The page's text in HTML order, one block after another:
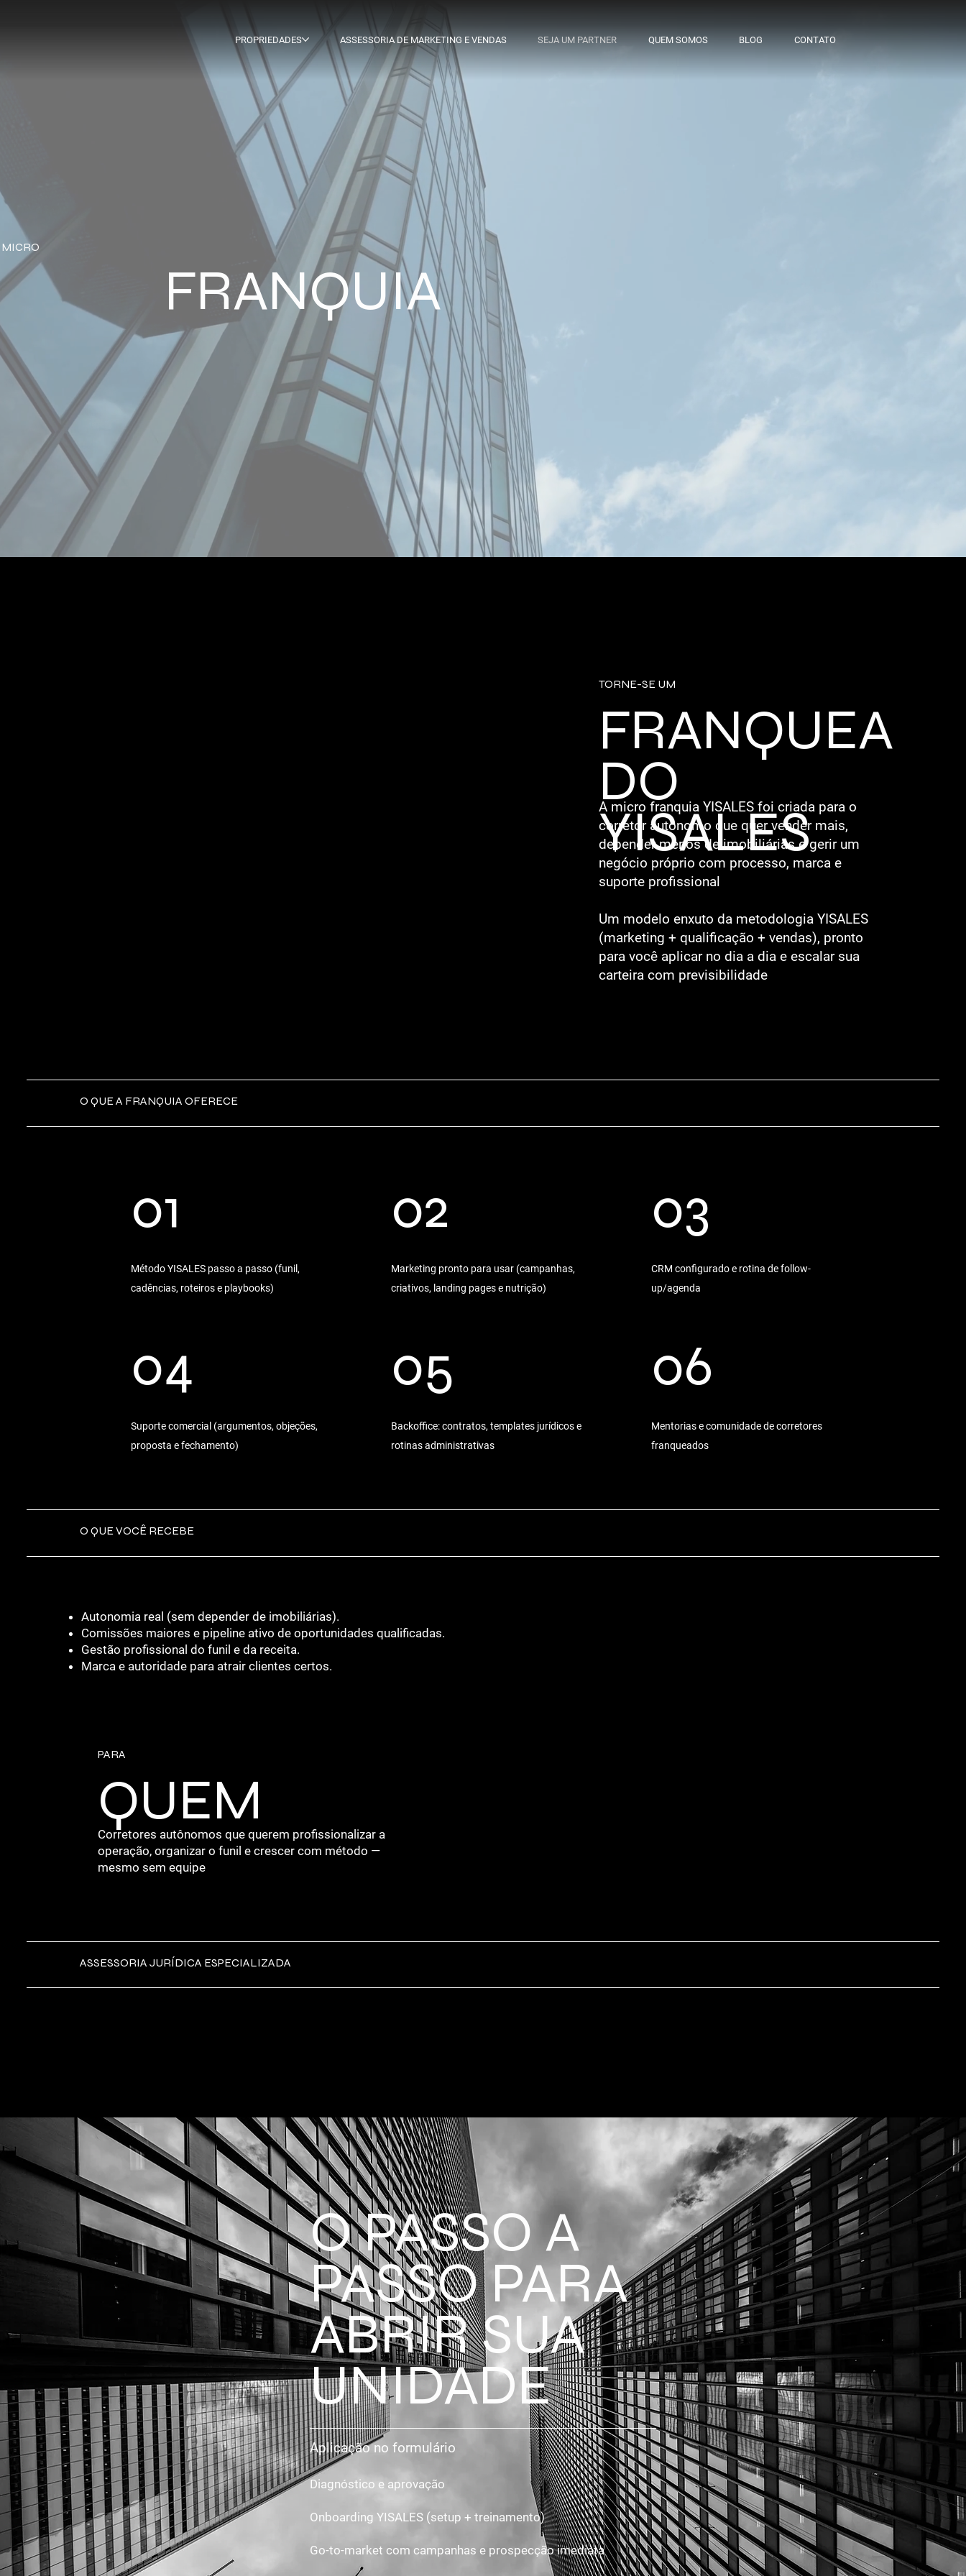
PROPRIEDADES ASSESSORIA DE MARKETING E VENDAS SEJA UM PARTNER QUEM SOMOS BLOG CONTATO
MICRO
FRANQUIA
TORNE-SE UM
FRANQUEA
DO
YISALES
A micro franquia YISALES foi criada para o
corretor autônomo que quer vender mais,
depender menos de imobiliárias e gerir um
negócio próprio com processo, marca e
suporte profissional
Um modelo enxuto da metodologia YISALES
(marketing + qualificação + vendas), pronto
para você aplicar no dia a dia e escalar sua
carteira com previsibilidade
O QUE A FRANQUIA OFERECE
Método YISALES passo a passo (funil,
cadências, roteiros e playbooks)
01
Marketing pronto para usar (campanhas,
criativos, landing pages e nutrição)
02
CRM configurado e rotina de follow-
up/agenda
03
Suporte comercial (argumentos, objeções,
proposta e fechamento)
04
Backoffice: contratos, templates jurídicos e
rotinas administrativas
05
Mentorias e comunidade de corretores
franqueados
06
O QUE VOCÊ RECEBE
Autonomia real (sem depender de imobiliárias).
Comissões maiores e pipeline ativo de oportunidades qualificadas.
Gestão profissional do funil e da receita.
Marca e autoridade para atrair clientes certos.
PARA
QUEM
Corretores autônomos que querem profissionalizar a
operação, organizar o funil e crescer com método —
mesmo sem equipe
ASSESSORIA JURÍDICA ESPECIALIZADA
O PASSO A
PASSO PARA
ABRIR SUA
UNIDADE
Aplicação no formulário
Diagnóstico e aprovação
Onboarding YISALES (setup + treinamento)
Go-to-market com campanhas e prospecção imediata